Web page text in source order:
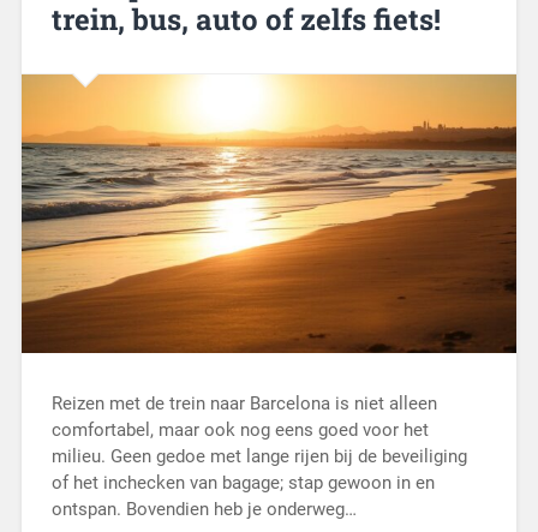
trein, bus, auto of zelfs fiets!
Reizen met de trein naar Barcelona is niet alleen
comfortabel, maar ook nog eens goed voor het
milieu. Geen gedoe met lange rijen bij de beveiliging
of het inchecken van bagage; stap gewoon in en
ontspan. Bovendien heb je onderweg…